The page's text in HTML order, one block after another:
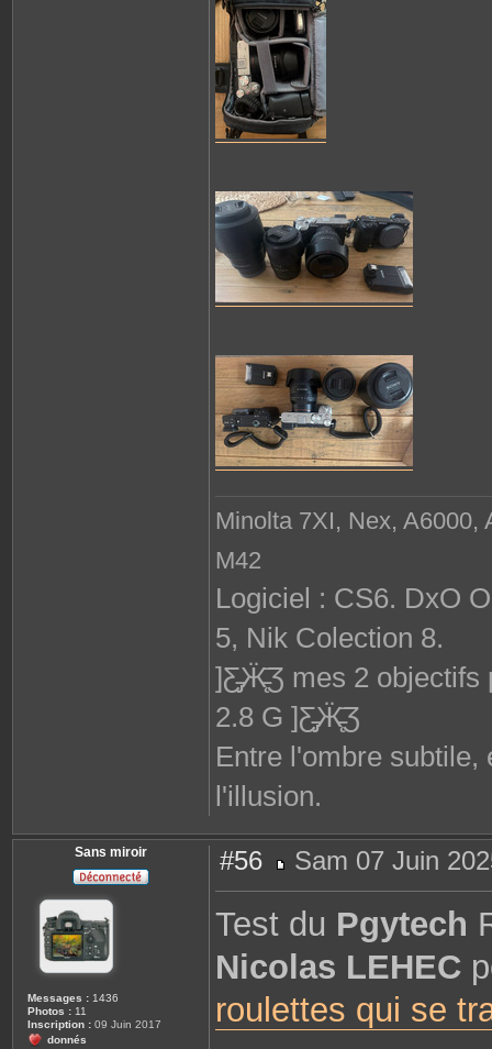
Minolta 7XI, Nex, A6000,
M42
Logiciel : CS6. DxO
5, Nik Colection 8.
]Ƹ̵̡Ӝ̵̨̄Ʒ mes 2 objectifs
2.8 G ]Ƹ̵̡Ӝ̵̨̄Ʒ
Entre l'ombre subtile,
l'illusion.
Sans miroir
Messages : 1436
Photos : 11
Inscription : 09 Juin 2017
donnés
#56
e
a
e
Sam 07 Juin
Test du Pgytech
Nicolas LEHEC
roulettes qui se